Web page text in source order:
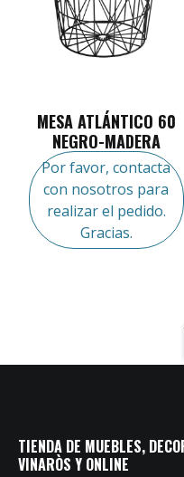
MESA ATLÁNTICO 60
NEGRO-MADERA
Por favor, contacta
con nosotros para
realizar el pedido.
Gracias.
TIENDA DE MUEBLES,
VINARÒS Y ONLINE